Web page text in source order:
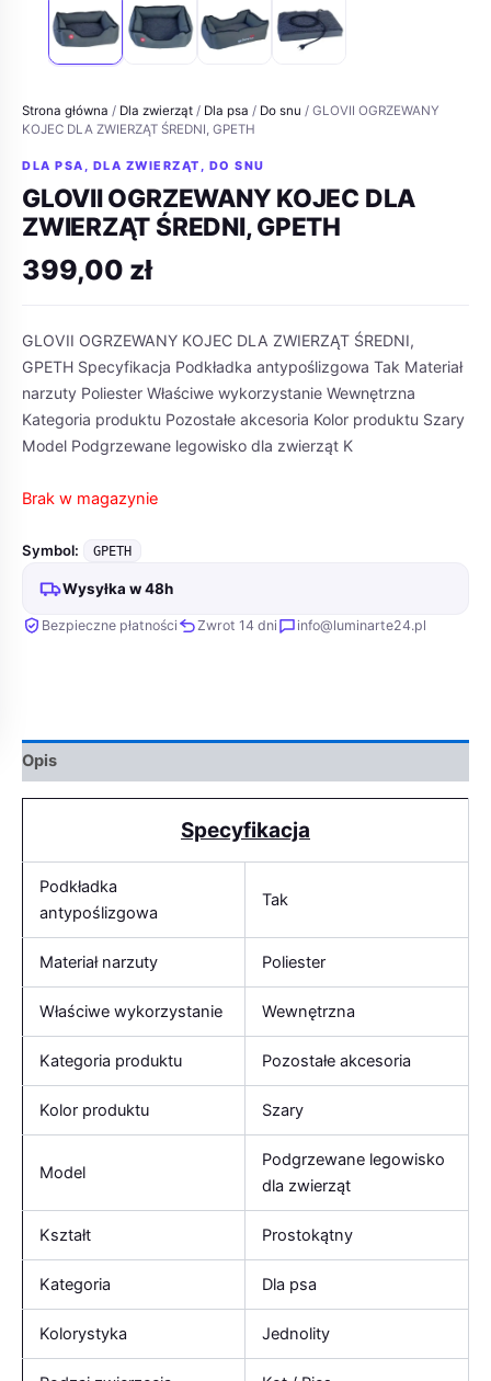
Strona główna / Dla zwierząt / Dla psa / Do snu / GLOVII OGRZEWANY
KOJEC DLA ZWIERZĄT ŚREDNI, GPETH
DLA PSA , DLA ZWIERZĄT , DO SNU
GLOVII OGRZEWANY KOJEC DLA
ZWIERZĄT ŚREDNI, GPETH
399,00 zł
GLOVII OGRZEWANY KOJEC DLA ZWIERZĄT ŚREDNI,
GPETH Specyfikacja Podkładka antypoślizgowa Tak Materiał
narzuty Poliester Właściwe wykorzystanie Wewnętrzna
Kategoria produktu Pozostałe akcesoria Kolor produktu Szary
Model Podgrzewane legowisko dla zwierząt K
Brak w magazynie
Symbol: GPETH
Wysyłka w 48h
Bezpieczne płatności Zwrot 14 dni info@luminarte24.pl
Opis
Specyfikacja
Podkładka
antypoślizgowa
Tak
Materiał narzuty Poliester
Właściwe wykorzystanie Wewnętrzna
Kategoria produktu Pozostałe akcesoria
Kolor produktu Szary
Model
Podgrzewane legowisko
dla zwierząt
Kształt Prostokątny
Kategoria Dla psa
Kolorystyka Jednolity